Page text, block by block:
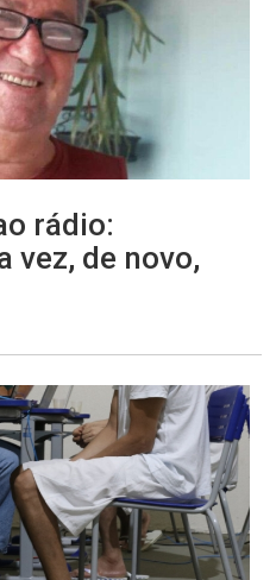
rádio:
vez, de novo,